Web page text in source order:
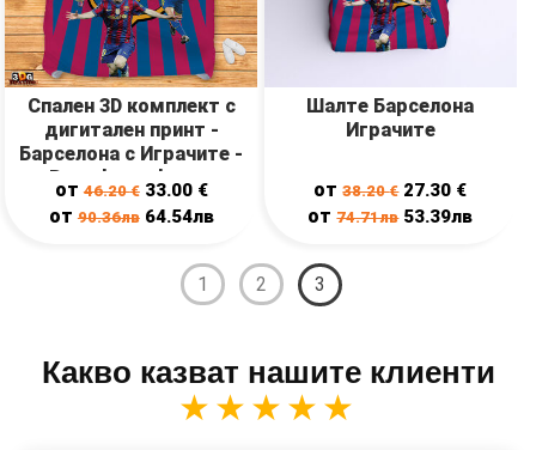
Спален 3D комплект с
дигитален принт -
Барселона с Играчите -
Barcelona players
от46.20€ 33.00 €
от90.36лв 64.54лв
Шалте Барселона
Играчите
от38.20€ 27.30 €
от74.71лв 53.39лв
1 2 3
Какво казват нашите клиенти
★★★★★